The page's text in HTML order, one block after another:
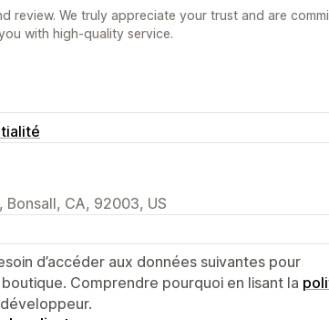
review. We truly appreciate your trust and are
with high-quality service.
Bonsall, CA, 92003, US
d’accéder aux données suivantes pour
Comprendre pourquoi en lisant la